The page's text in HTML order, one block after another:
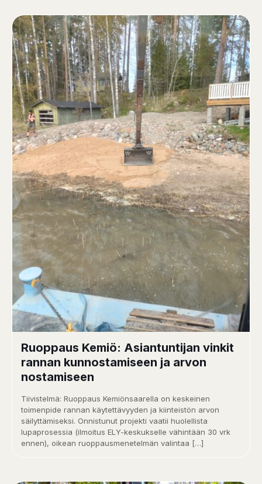
Ruoppaus Kemiö: Asiantuntijan vinkit
rannan kunnostamiseen ja arvon
nostamiseen
Tiivistelmä: Ruoppaus Kemiönsaarella on keskeinen
toimenpide rannan käytettävyyden ja kiinteistön arvon
säilyttämiseksi. Onnistunut projekti vaatii huolellista
lupaprosessia (ilmoitus ELY-keskukselle vähintään 30 vrk
ennen), oikean ruoppausmenetelmän valintaa […]